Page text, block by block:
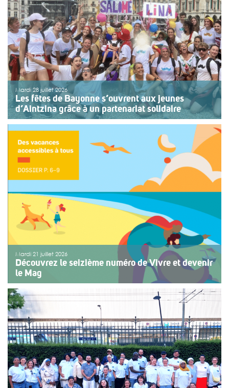
Mardi 28 juillet 2026
Les fêtes de Bayonne s’ouvrent aux jeunes
d’Aintzina grâce à un partenariat solidaire
Une organisation collective au service de l’inclusion
Depuis sept ans, l’association ouvre le premier jour des
fêtes de Bayonne à une structure accompagnant des
enfants ou des adolescents en situation de handicap
ou de fragilité. Cette année, le choix […]
>>Lire la suite
Mardi 21 juillet 2026
Découvrez le seizième numéro de Vivre et devenir
le Mag
Le numéro du mois de juillet 2026 de Vivre et devenir, Le
Mag, vient de paraître. Le dossier central se concentre
sur les vacances pour tous. Vivre et devenir a lancé un
plan d’action afin de rendre les vacances accessibles
[…]
>>Lire la suite